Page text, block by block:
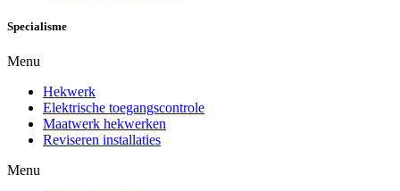
Specialisme
Menu
Hekwerk
Elektrische toegangscontrole
Maatwerk hekwerken
Reviseren installaties
Menu